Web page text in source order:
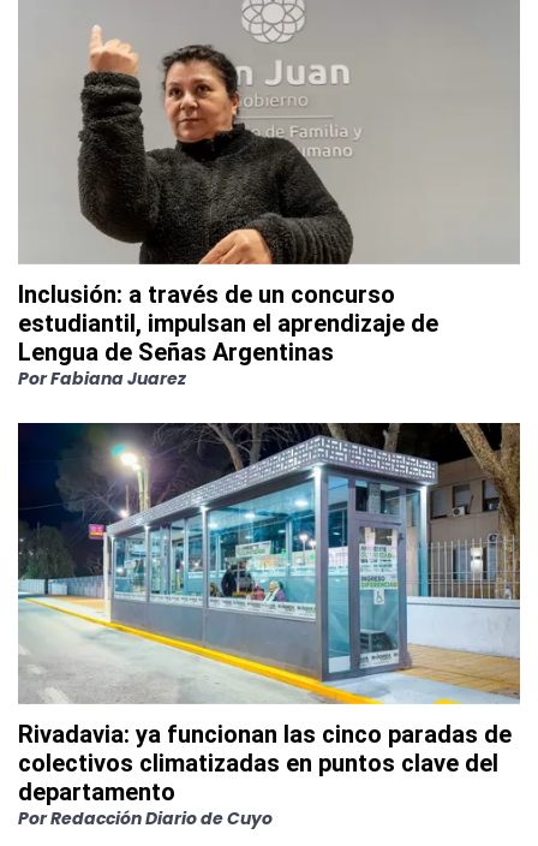
Inclusión: a través de un concurso
estudiantil, impulsan el aprendizaje de
Lengua de Señas Argentinas
PorFabiana Juarez
Rivadavia: ya funcionan las cinco paradas de
colectivos climatizadas en puntos clave del
departamento
PorRedacción Diario de Cuyo